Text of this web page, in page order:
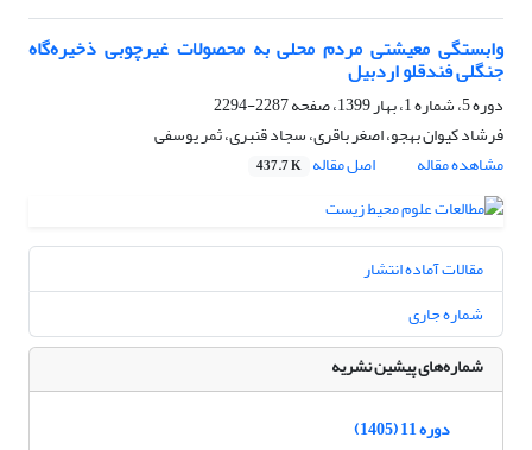
وابستگی معیشتی مردم محلی به محصولات غیرچوبی ذخیره‌گاه
جنگلی فندقلو اردبیل
دوره 5، شماره 1، بهار 1399، صفحه
2287-2294
فرشاد کیوان بهجو، اصغر باقری، سجاد قنبری، ثمر یوسفی
مشاهده مقاله
اصل مقاله 437.7 K
مقالات آماده انتشار
شماره جاری
شماره‌های پیشین نشریه
دوره 11 (1405)